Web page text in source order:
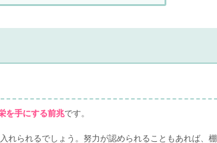
を手にする前兆です。
れられるでしょう。努力が認められることもあれば、棚